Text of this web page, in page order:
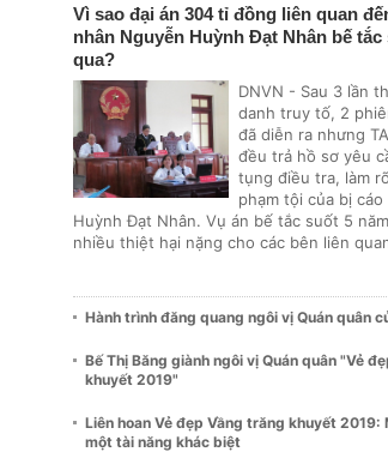
Vì sao đại án 304 tỉ đồng liên quan
nhân Nguyễn Huỳnh Đạt Nhân bế tắc
qua?
DNVN - Sau 3 lần
danh truy tố, 2
đã diễn ra nhưng
đều trả hồ sơ yêu
tụng điều tra, làm
phạm tội của bị cáo
Huỳnh Đạt Nhân. Vụ án bế tắc suốt 5
nhiều thiệt hại nặng cho các bên liên
Hành trình đăng quang ngôi vị Quán quân
Bế Thị Băng giành ngôi vị Quán quân "Vẻ
khuyết 2019"
Liên hoan Vẻ đẹp Vầng trăng khuyết 2019:
một tài năng khác biệt